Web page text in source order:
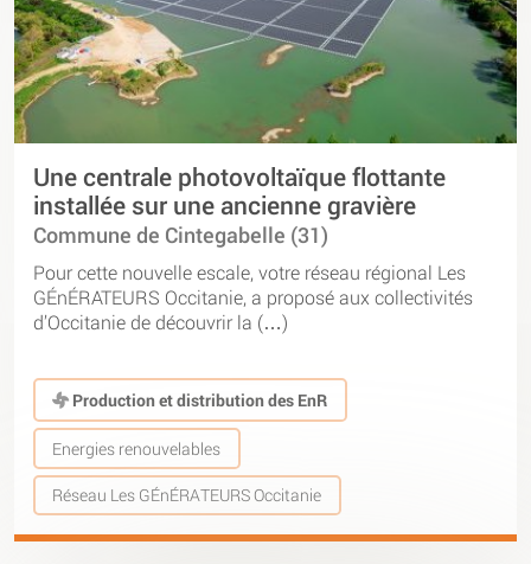
Une centrale photovoltaïque flottante
installée sur une ancienne gravière
Commune de Cintegabelle (31)
Pour cette nouvelle escale, votre réseau régional Les
GÉnÉRATEURS Occitanie, a proposé aux collectivités
d’Occitanie de découvrir la (…)
Production et distribution des EnR
Energies renouvelables
Réseau Les GÉnÉRATEURS Occitanie